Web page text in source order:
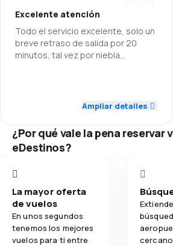
Precio del billete
Comodidad de viaje
Excelente atención
Todo el servicio excelente, solo un
breve retraso de salida por 20
minutos, tal vez por niebla...
5,0
Red de conexiones 5,0
5,0
Comodidad de viaje 4,0
Transporte de equipaje 4,0
Ampliar detalles
¿Por qué vale la pena reservar
eDestinos?
La mayor oferta
de vuelos
En unos segundos
tenemos los mejores
vuelos para ti entre